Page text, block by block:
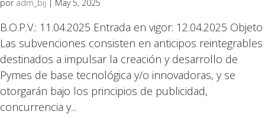
por adm_bij | May 5, 2025
B.O.P.V.: 11.04.2025 Entrada en vigor: 12.04.2025 Objeto
Las subvenciones consisten en anticipos reintegrables
destinados a impulsar la creación y desarrollo de
Pymes de base tecnológica y/o innovadoras, y se
otorgarán bajo los principios de publicidad,
concurrencia y...